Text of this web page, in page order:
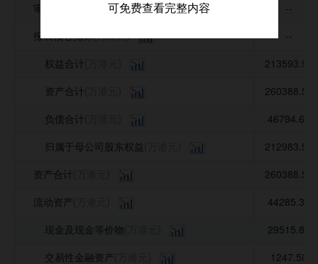
公司公告信息
审计意见
(万港元)
--
报表核心指标(万港元)
--
权益合计
213593.90
资产合计
260388.50
负债合计
46794.60
归属于母公司股东权益
212983.50
资产合计
260388.50
流动资产
44285.30
现金及现金等价物
29515.80
交易性金融资产
1247.50
可免费查看完整内容